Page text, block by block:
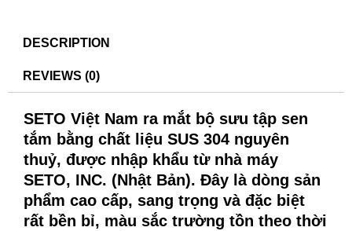
DESCRIPTION
REVIEWS (0)
SETO Việt Nam ra mắt bộ sưu tập sen
tắm bằng chất liệu SUS 304 nguyên
thuỷ, được nhập khẩu từ nhà máy
SETO, INC. (Nhật Bản). Đây là dòng sản
phẩm cao cấp, sang trọng và đặc biệt
rất bền bỉ, màu sắc trường tồn theo thời